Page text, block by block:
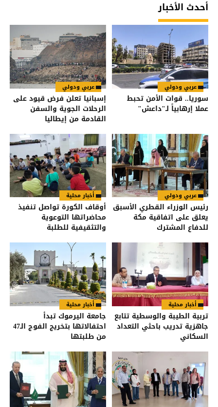
أحدث الأخبار
عربي ودولي
سوريا.. قوات الأمن تحبط
عملا إرهابياً لـ"داعش"
عربي ودولي
إسبانيا تعلن فرض قيود على
الرحلات الجوية والسفن
القادمة من إيطاليا
عربي ودولي
رئيس الوزراء القطري الأسبق
يعلق على اتفاقية مكة
للدفاع المشترك
أخبار محلية
أوقاف الكورة تواصل تنفيذ
محاضراتها التوعوية
والتثقيفية للطلبة
أخبار محلية
تربية الطيبة والوسطية تتابع
جاهزية تدريب باحثي التعداد
السكاني
أخبار محلية
جامعة اليرموك تبدأ
احتفالاتها بتخريج الفوج الـ47
من طلبتها